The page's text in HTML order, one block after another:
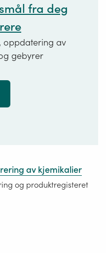
fra deg
oppdatering av
gebyrer
av kjemikalier
og produktregisteret